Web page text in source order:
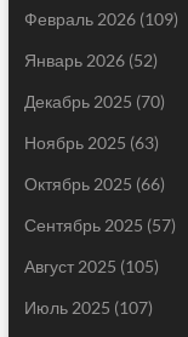
Февраль 2026(109)
Январь 2026(52)
Декабрь 2025 (70)
Ноябрь 2025 (63)
Октябрь 2025 (66)
Сентябрь 2025 (57)
Август 2025 (105)
Июль 2025 (107)